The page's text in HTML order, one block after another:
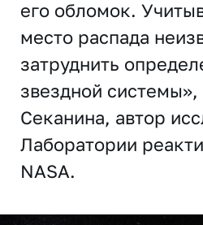
его обломок.
место распада
затруднить
звездной
Секанина, автор
Лаборатории
NASA.